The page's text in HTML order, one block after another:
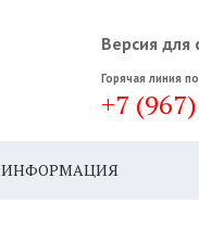
Версия для
Горячая линия
+7
ИНФОРМАЦИЯ